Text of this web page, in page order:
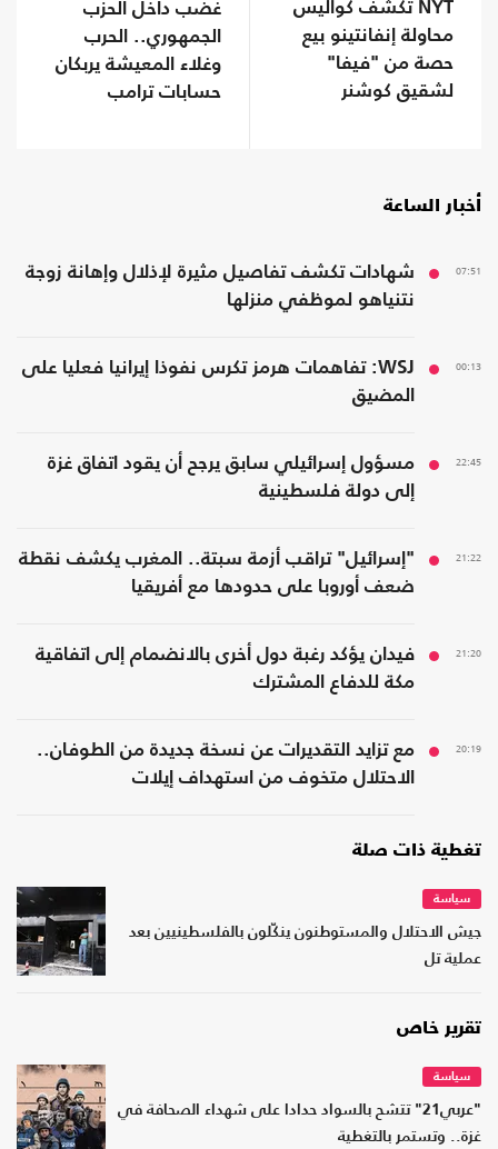
NYT تكشف كواليس
محاولة إنفانتينو بيع
حصة من "فيفا"
لشقيق كوشنر
غضب داخل الحزب
الجمهوري.. الحرب
وغلاء المعيشة يربكان
حسابات ترامب
أخبار الساعة
07:51
شهادات تكشف تفاصيل مثيرة لإذلال وإهانة زوجة
نتنياهو لموظفي منزلها
00:13
WSJ: تفاهمات هرمز تكرس نفوذا إيرانيا فعليا على
المضيق
22:45
مسؤول إسرائيلي سابق يرجح أن يقود اتفاق غزة
إلى دولة فلسطينية
21:22
"إسرائيل" تراقب أزمة سبتة.. المغرب يكشف نقطة
ضعف أوروبا على حدودها مع أفريقيا
21:20
فيدان يؤكد رغبة دول أخرى بالانضمام إلى اتفاقية
مكة للدفاع المشترك
20:19
مع تزايد التقديرات عن نسخة جديدة من الطوفان..
الاحتلال متخوف من استهداف إيلات
تغطية ذات صلة
سياسة
جيش الاحتلال والمستوطنون ينكّلون بالفلسطينيين بعد
عملية تل
تقرير خاص
سياسة
"عربي21" تتشح بالسواد حدادا على شهداء الصحافة في
غزة.. وتستمر بالتغطية